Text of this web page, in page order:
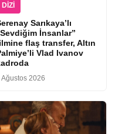
DIZI
Sarıkaya’lı
İnsanlar”
flaş transfer, Altın
Vlad Ivanov
Ağustos 2026